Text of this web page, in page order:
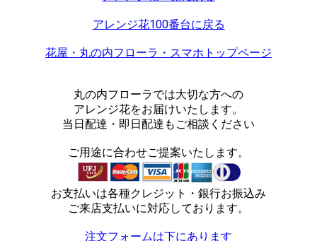
アレンジ花100番台に戻る
花屋・丸の内フローラ・スマホトップページ
丸の内フローラでは大切な方への
アレンジ花をお届けいたします。
当日配達・即日配達もご相談ください
ご用途に合わせご提案いたします。
お支払いは各種クレジット・銀行お振込み
ご来店支払いに対応しております。
注文フォームは下にあります